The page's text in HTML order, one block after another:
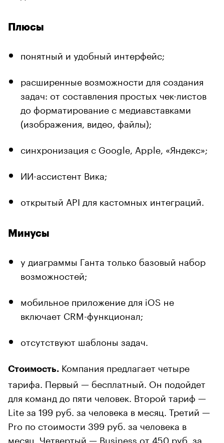
Плюсы
понятный и удобный интерфейс;
расширенные возможности для создания
задач: от составления простых чек-листов
до форматирование с медиавставками
(изображения, видео, файлы);
синхронизация с Google, Apple, «Яндекс»;
ИИ-ассистент Вика;
открытый API для кастомных интеграций.
Минусы
у диаграммы Ганта только базовый набор
возможностей;
мобильное приложение для iOS не
включает CRM-функционал;
отсутствуют шаблоны задач.
Стоимость. Компания предлагает четыре
тарифа. Первый — бесплатный. Он подойдет
для команд до пяти человек. Второй тариф —
Lite за 199 руб. за человека в месяц. Третий —
Pro по стоимости 399 руб. за человека в
месяц. Четвертый — Business от 450 руб. за